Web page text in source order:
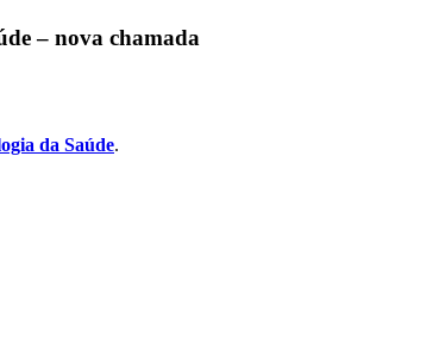
– nova chamada
da Saúde.